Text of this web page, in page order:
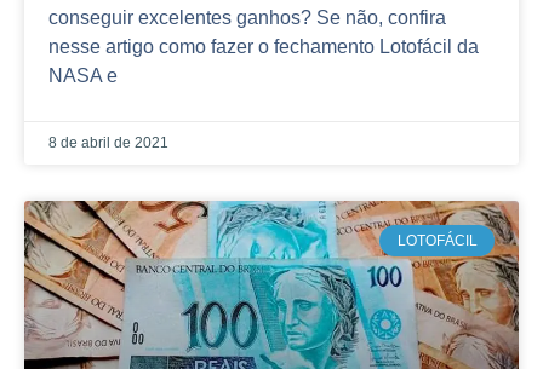
conseguir excelentes ganhos? Se não, confira
nesse artigo como fazer o fechamento Lotofácil da
NASA e
8 de abril de 2021
LOTOFÁCIL